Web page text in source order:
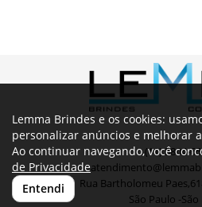
(11) 3804-
Rua Bartholomeu
São Paulo -São
Lemma Brindes e os cookies:
personalizar anúncios e melhorar
Ao continuar navegando, você
de Privacidade
Entendi